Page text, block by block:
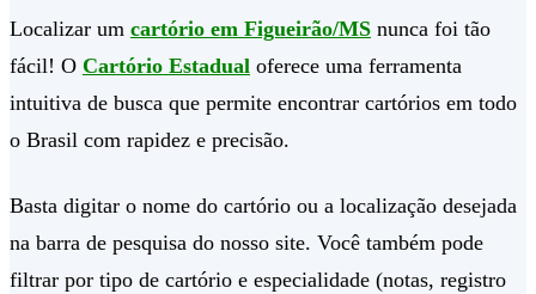
Localizar um cartório em Figueirão/MS nunca foi tão
fácil! O Cartório Estadual oferece uma ferramenta
intuitiva de busca que permite encontrar cartórios em todo
o Brasil com rapidez e precisão.
Basta digitar o nome do cartório ou a localização desejada
na barra de pesquisa do nosso site. Você também pode
filtrar por tipo de cartório e especialidade (notas, registro